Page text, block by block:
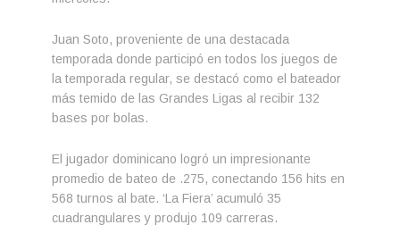
Juan Soto, proveniente de una destacada
temporada donde participó en todos los juegos de
la temporada regular, se destacó como el bateador
más temido de las Grandes Ligas al recibir 132
bases por bolas.
El jugador dominicano logró un impresionante
promedio de bateo de .275, conectando 156 hits en
568 turnos al bate. ‘La Fiera’ acumuló 35
cuadrangulares y produjo 109 carreras.